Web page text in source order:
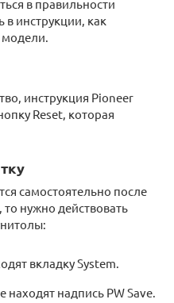
в правильности
в инструкции, как
модели.
инструкция Pioneer
Reset, которая
самостоятельно после
нужно действовать
вкладку System.
надпись PW Save.